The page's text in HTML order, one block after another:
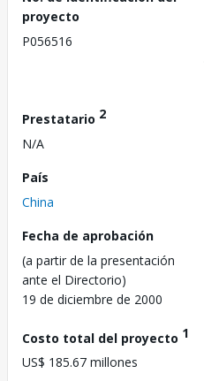
proyecto
P056516
Prestatario 2
N/A
País
China
Fecha de aprobación
(a partir de la presentación
ante el Directorio)
19 de diciembre de 2000
Costo total del proyecto 1
US$ 185.67 millones